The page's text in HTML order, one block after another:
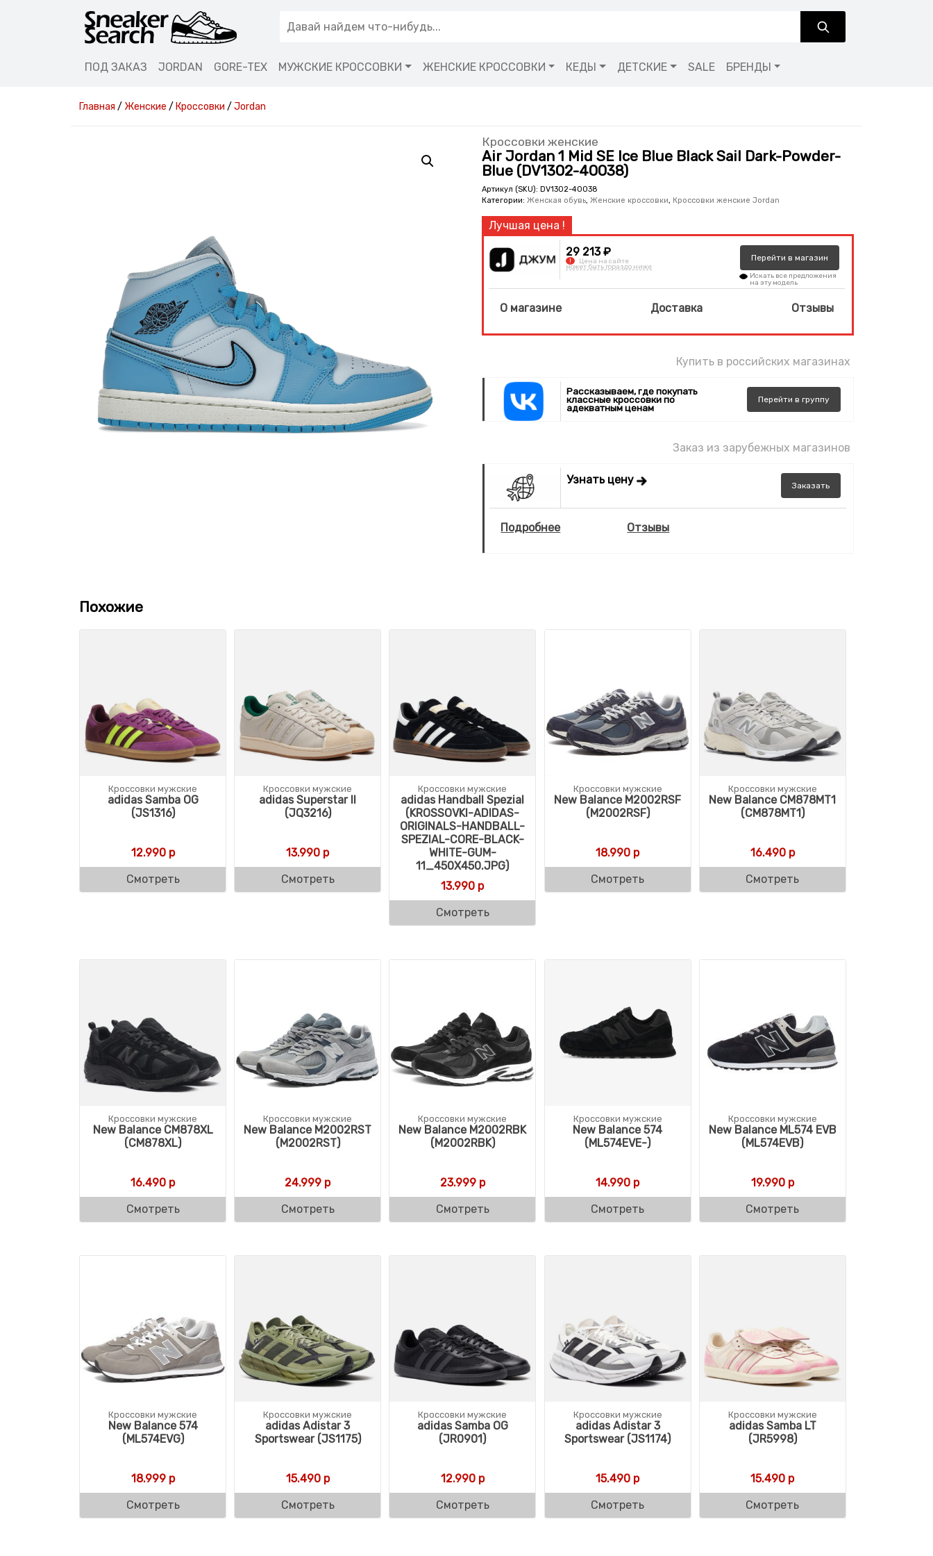
ПОД ЗАКАЗ JORDAN GORE-TEX МУЖСКИЕ КРОССОВКИ ЖЕНСКИЕ КРОССОВКИ КЕДЫ ДЕТСКИЕ SALE БРЕНДЫ
Главная / Женские / Кроссовки / Jordan
Кроссовки женские
Air Jordan 1 Mid SE Ice Blue Black Sail Dark-Powder-
Blue (DV1302-40038)
Артикул (SKU):DV1302-40038
Категории:Женская обувь,Женские кроссовки, Кроссовки женские Jordan
29 213 ₽
! Цена на сайте
может быть гораздо ниже
Перейти в магазин
Искать все предложения
на эту модель
О магазине Доставка Отзывы
Купить в российских магазинах
Рассказываем, где покупать
классные кроссовки по
адекватным ценам
Перейти в группу
Заказ из зарубежных магазинов
Узнать цену Заказать
Подробнее Отзывы
Похожие
Кроссовки мужские
adidas Samba OG
(JS1316)
12.990р
Смотреть
Кроссовки мужские
adidas Superstar II
(JQ3216)
13.990 р
Смотреть
Кроссовки мужские
adidas Handball Spezial
(KROSSOVKI-ADIDAS-
ORIGINALS-HANDBALL-
SPEZIAL-CORE-BLACK-
WHITE-GUM-
11_450X450.JPG)
13.990 р
Смотреть
Кроссовки мужские
New Balance M2002RSF
(M2002RSF)
18.990 р
Смотреть
Кроссовки мужские
New Balance CM878MT1
(CM878MT1)
16.490р
Смотреть
Кроссовки мужские
New Balance CM878XL
(CM878XL)
16.490 р
Смотреть
Кроссовки мужские
New Balance M2002RST
(M2002RST)
24.999 р
Смотреть
Кроссовки мужские
New Balance M2002RBK
(M2002RBK)
23.999р
Смотреть
Кроссовки мужские
New Balance 574
(ML574EVE-)
14.990 р
Смотреть
Кроссовки мужские
New Balance ML574 EVB
(ML574EVB)
19.990р
Смотреть
Кроссовки мужские
New Balance 574
(ML574EVG)
18.999р
Смотреть
Кроссовки мужские
adidas Adistar 3
Sportswear (JS1175)
15.490р
Смотреть
Кроссовки мужские
adidas Samba OG
(JR0901)
12.990р
Смотреть
Кроссовки мужские
adidas Adistar 3
Sportswear (JS1174)
15.490 р
Смотреть
Кроссовки мужские
adidas Samba LT
(JR5998)
15.490 р
Смотреть